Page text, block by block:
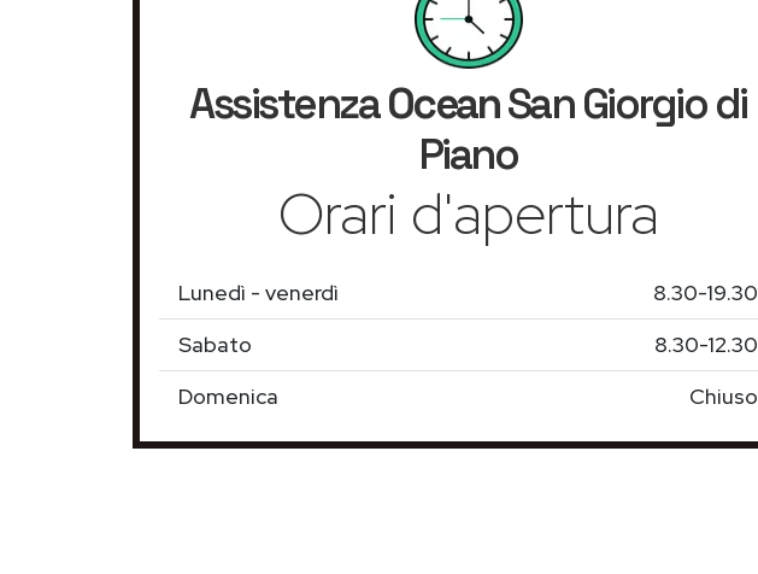
AssistenzaOceanSan Giorgio di
Piano
Orari d'apertura
Lunedì - venerdì
8.30-19.30
Sabato
8.30-12.30
Domenica
Chiuso